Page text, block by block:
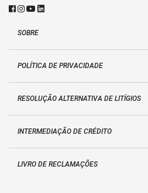
SOBRE
POLÍTICA DE PRIVACIDADE
RESOLUÇÃO ALTERNATIVA DE LITÍGIOS
INTERMEDIAÇÃO DE CRÉDITO
LIVRO DE RECLAMAÇÕES